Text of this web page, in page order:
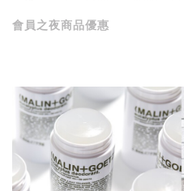
會員之夜商品優惠